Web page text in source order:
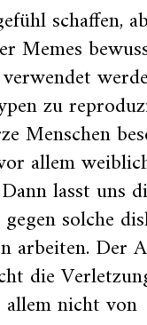
schaffen,
Memes
zu
Menschen
allem
lasst uns
solche
arbeiten. Der
die
nicht von